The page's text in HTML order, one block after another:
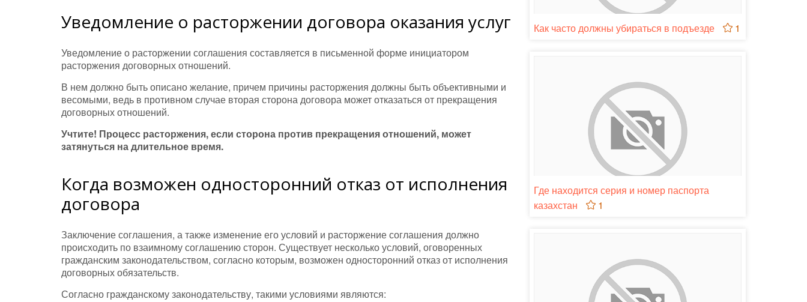
Уведомление о расторжении договора оказания услуг
Уведомление о расторжении соглашения составляется в письменной форме инициатором
расторжения договорных отношений.
В нем должно быть описано желание, причем причины расторжения должны быть объективными и
весомыми, ведь в противном случае вторая сторона договора может отказаться от прекращения
договорных отношений.
Учтите! Процесс расторжения, если сторона против прекращения отношений, может
затянуться на длительное время.
Когда возможен односторонний отказ от исполнения
договора
Заключение соглашения, а также изменение его условий и расторжение соглашения должно
происходить по взаимному соглашению сторон. Существует несколько условий, оговоренных
гражданским законодательством, согласно которым, возможен односторонний отказ от исполнения
договорных обязательств.
Согласно гражданскому законодательству, такими условиями являются:
Как часто должны убираться в подъезде 1
Где находится серия и номер паспорта
казахстан
1